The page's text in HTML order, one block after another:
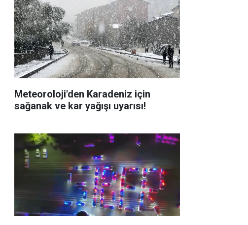
Meteoroloji'den Karadeniz için
sağanak ve kar yağışı uyarısı!